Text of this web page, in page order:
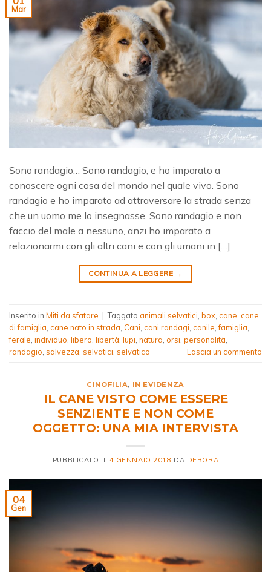
Mar
Sono randagio… Sono randagio, e ho imparato a
conoscere ogni cosa del mondo nel quale vivo. Sono
randagio e ho imparato ad attraversare la strada senza
che un uomo me lo insegnasse. Sono randagio e non
faccio del male a nessuno, anzi ho imparato a
relazionarmi con gli altri cani e con gli umani in […]
CONTINUA A LEGGERE →
Inserito in Miti da sfatare | Taggato animali selvatici box cane cane
di famiglia cane nato in strada Cani cani randagi canile ,famiglia
ferale individuo libero libertà lupi natura orsi personalità
randagio salvezza selvatici selvatico Lascia un commento
CINOFILIA, IN EVIDENZA
IL CANE VISTO COME ESSERE
SENZIENTE E NON COME
OGGETTO: UNA MIA INTERVISTA
PUBBLICATO IL 4 GENNAIO 2018 DA DEBORA
04
Gen